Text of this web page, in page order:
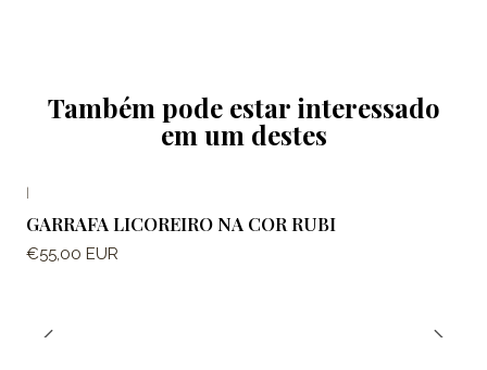
Também pode estar interessado
em um destes
GARRAFA LICOREIRO NA COR RUBI
€55,00 EUR